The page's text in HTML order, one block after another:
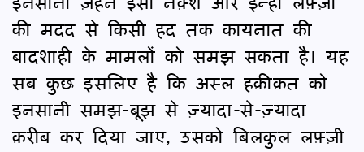
की मदद से किसी हद तक कायनात की
बादशाही के मामलों को समझ सकता है। यह
सब कुछ इसलिए है कि अस्ल हक़ीक़त को
इनसानी समझ-बूझ से ज़्यादा-से-ज़्यादा
क़रीब कर दिया जाए, उसको बिलकुल लफ़्ज़ी